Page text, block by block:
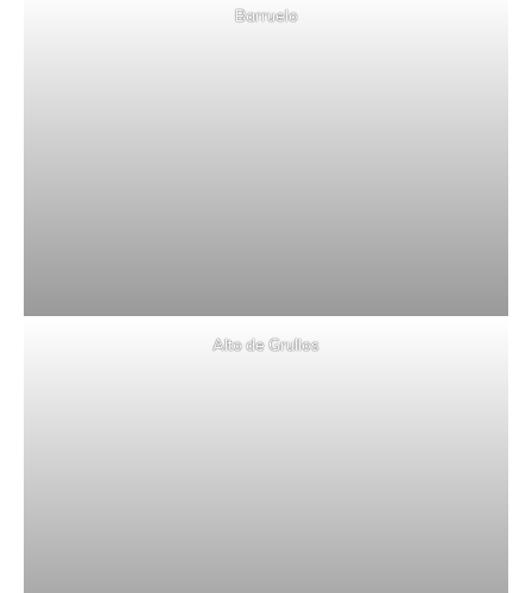
Barruelo
Alto de Grullos